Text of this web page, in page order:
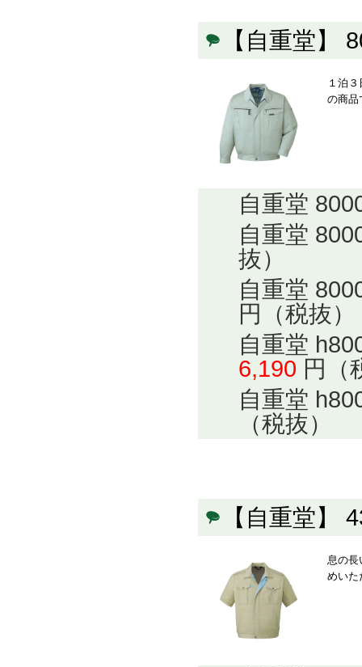
【自重堂
１泊
の商品
自重堂
自重堂
抜）
自重堂
円（税抜）
自重堂
6,190 円（
自重堂
（税抜）
【自重堂
息の長
めいた